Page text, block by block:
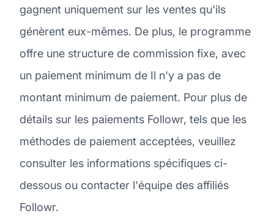
gagnent uniquement sur les ventes qu'ils
génèrent eux-mêmes. De plus, le programme
offre une structure de commission fixe, avec
un paiement minimum de Il n'y a pas de
montant minimum de paiement. Pour plus de
détails sur les paiements Followr, tels que les
méthodes de paiement acceptées, veuillez
consulter les informations spécifiques ci-
dessous ou contacter l'équipe des affiliés
Followr.